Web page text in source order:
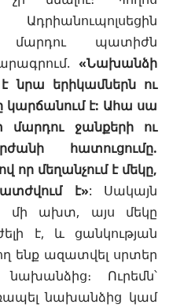
մարդու պատիժն
«Նախանձի
է նրա երիկամներն ու
կարճանում է: Ահա սա
ջանքերի ու
հատուցումը.
որ մեղանչում է մեկը,
է»: Սակայն
մի ախտ, այս մեկը
է, և ցանկության
ենք ազատվել սրտեր
նախանձից։ Ուրեմն՝
նախանձից կամ